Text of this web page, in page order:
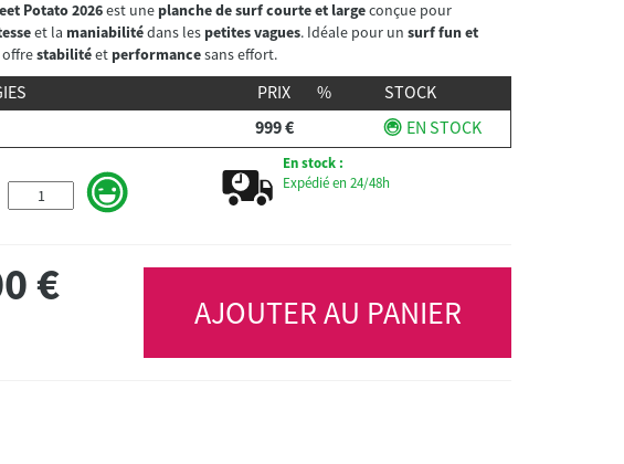
Potato 2026est une planche de surf courte et largeconçue pour
et la maniabilitédans les petites vagues. Idéale pour un surf fun et
offrestabilitéet performancesans effort.
PRIX %
STOCK
999 € EN STOCK
En stock :
Expédié en 24/48h
€
AJOUTER AU PANIER